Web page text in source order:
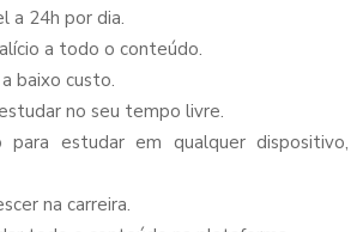
a 24h por dia.
a todo o conteúdo.
baixo custo.
no seu tempo livre.
para estudar em qualquer dispositivo,
na carreira.